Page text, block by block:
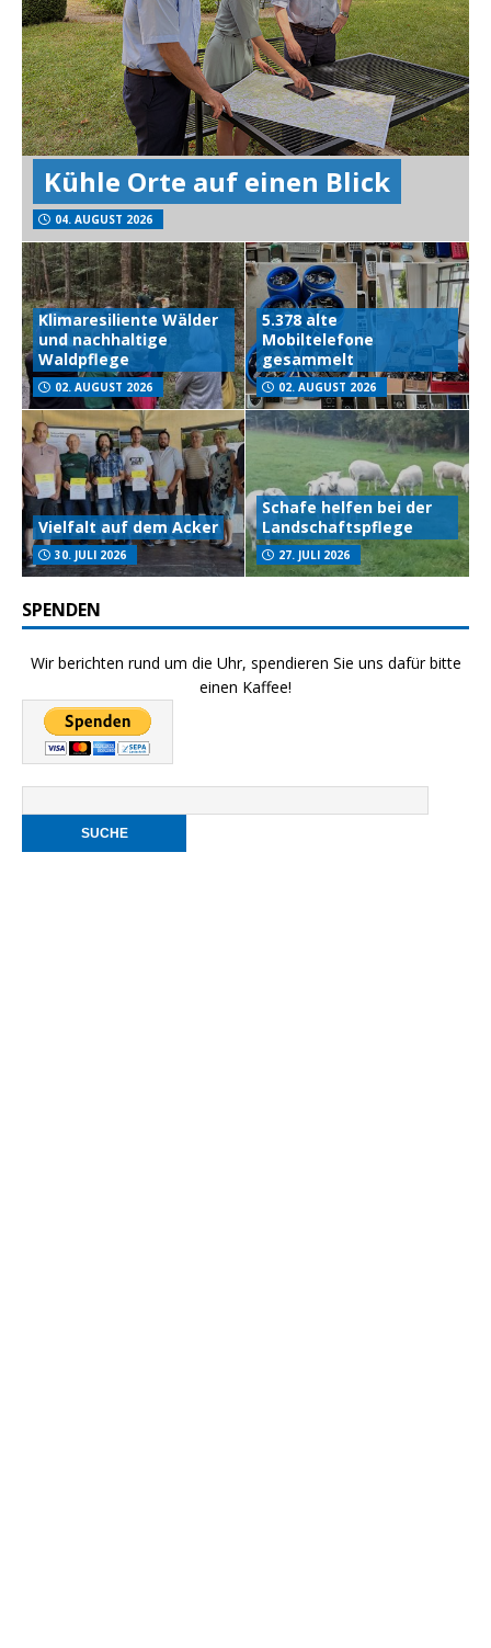
Kühle Orte auf einen Blick
04. AUGUST 2026
Klimaresiliente Wälder
und nachhaltige
Waldpflege
02. AUGUST 2026
5.378 alte
Mobiltelefone
gesammelt
02. AUGUST 2026
Vielfalt auf dem Acker
30. JULI 2026
Schafe helfen bei der
Landschaftspflege
27. JULI 2026
SPENDEN
Wir berichten rund um die Uhr, spendieren Sie uns dafür bitte
einen Kaffee!